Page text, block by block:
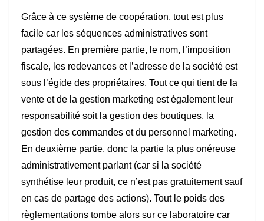
Grâce à ce système de coopération, tout est plus
facile car les séquences administratives sont
partagées. En première partie, le nom, l’imposition
fiscale, les redevances et l’adresse de la société est
sous l’égide des propriétaires. Tout ce qui tient de la
vente et de la gestion marketing est également leur
responsabilité soit la gestion des boutiques, la
gestion des commandes et du personnel marketing.
En deuxième partie, donc la partie la plus onéreuse
administrativement parlant (car si la société
synthétise leur produit, ce n’est pas gratuitement sauf
en cas de partage des actions). Tout le poids des
règlementations tombe alors sur ce laboratoire car